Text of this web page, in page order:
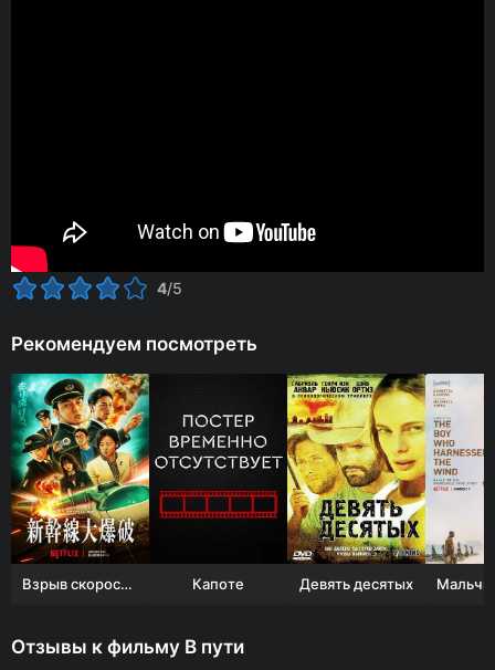
4/5
Рекомендуем посмотреть
Взрыв скоростного поезда Капоте Девять десятых
Отзывы к фильму В пути